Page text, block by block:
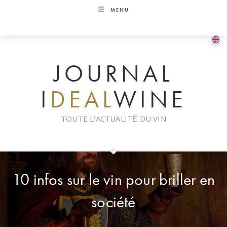
MENU
JOURNAL
I DEALWINE
TOUTE L'ACTUALITÉ DU VIN
10 infos sur le vin pour briller en
société